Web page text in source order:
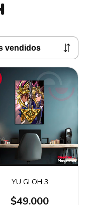
YU GI OH 3
$49.000